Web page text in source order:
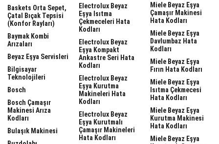
Baskets Orta Sepet,
Çatal Bıçak Tepsisi
(Konfor Rayları)
Baymak Kombi
Arızaları
Beyaz Eşya Servisleri
Bilgisayar
Teknolojileri
Bosch
Bosch Çamaşır
Makinesi Arıza
Kodları
Bulaşık Makinesi
Electrolux Beyaz
Eşya Isıtma
Çekmeceleri Hata
Kodları
Electrolux Beyaz
Eşya Kompakt
Ankastre Seri Hata
Kodları
Electrolux Beyaz
Eşya Kurutma
Makineleri Hata
Kodları
Electrolux Beyaz
Eşya Kurutmalı
Çamaşır Makineleri
Hata Kodları
Miele Beyaz Eşya
Çamaşır Makinesi
Hata Kodları
Miele Beyaz Eşya
Davlumbaz Hata
Kodları
Miele Beyaz Eşya
Fırın Hata Kodları
Miele Beyaz Eşya
Isıtma Çekmecesi
Hata Kodları
Miele Beyaz Eşya
Kurutma Makinesi
Hata Kodları
Miele Beyaz Eşya